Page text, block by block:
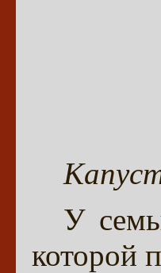
У
которой